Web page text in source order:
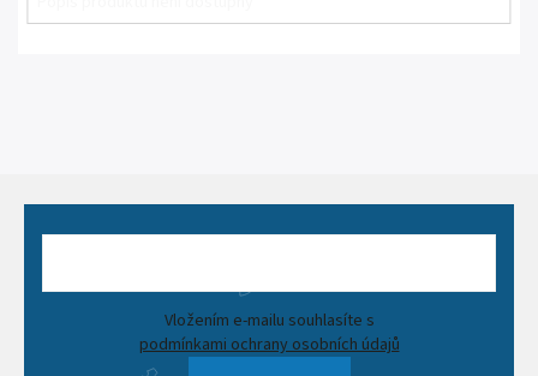
podmínkami ochrany osobních údajů